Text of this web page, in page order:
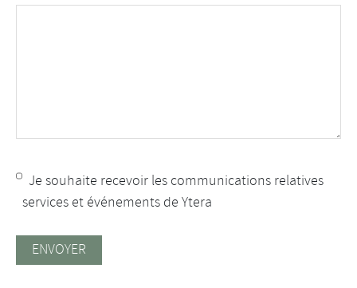
Je souhaite recevoir les communications relatives
services et événements de Ytera
ENVOYER